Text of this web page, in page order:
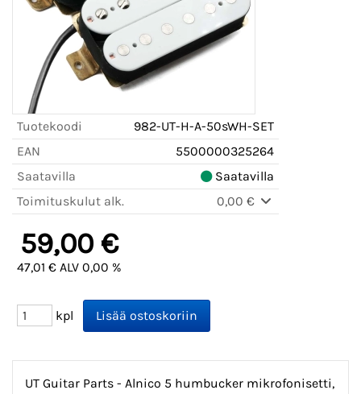
Tuotekoodi
982-UT-H-A-50sWH-SET
EAN
5500000325264
Saatavilla
Saatavilla
Toimituskulut alk.
0,00 €
59,00 €
47,01 € ALV 0,00 %
kpl
UT Guitar Parts - Alnico 5 humbucker mikrofonisetti,